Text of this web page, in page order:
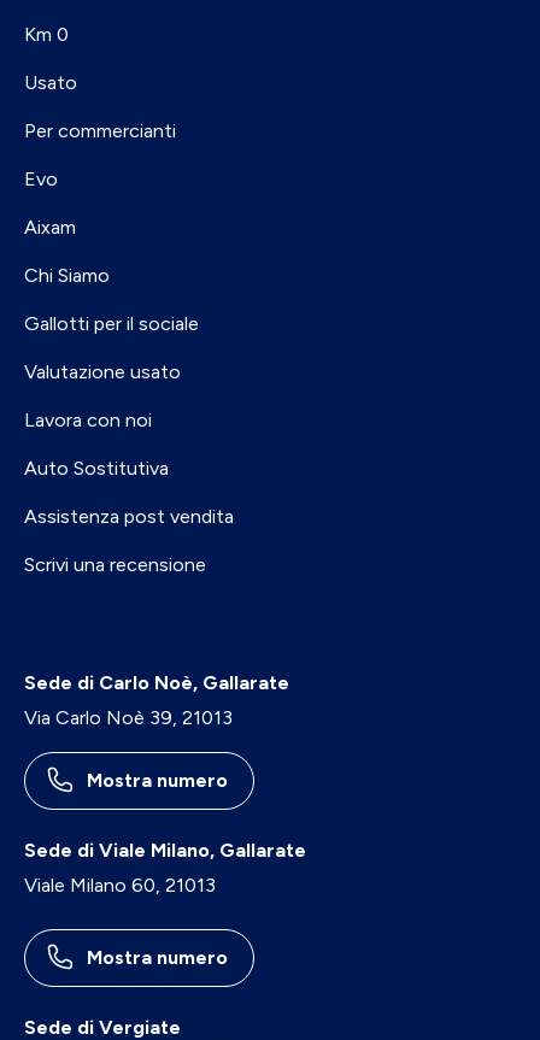
Km 0
Usato
Per commercianti
Evo
Aixam
Chi Siamo
Gallotti per il sociale
Valutazione usato
Lavora con noi
Auto Sostitutiva
Assistenza post vendita
Scrivi una recensione
Sede di Carlo Noè, Gallarate
Via Carlo Noè 39, 21013
Mostra numero
Sede di Viale Milano, Gallarate
Viale Milano 60, 21013
Mostra numero
Sede di Vergiate